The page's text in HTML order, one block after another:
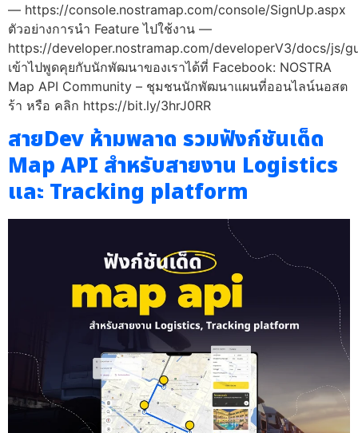
— https://console.nostramap.com/console/SignUp.aspx
ตัวอย่างการนำ Feature ไปใช้งาน —
https://developer.nostramap.com/developerV3/docs/js/
เข้าไปพูดคุยกับนักพัฒนาของเราได้ที่ Facebook: NOSTRA
Map API Community – ชุมชนนักพัฒนาแผนที่ออนไลน์นอสต
ร้า หรือ คลิก https://bit.ly/3hrJ0RR
สายDev ห้ามพลาด รวมฟังก์ชันเด็ด
Map API สำหรับสายงาน Logistics
และ Tracking platform